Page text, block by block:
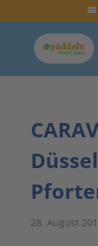
28. August